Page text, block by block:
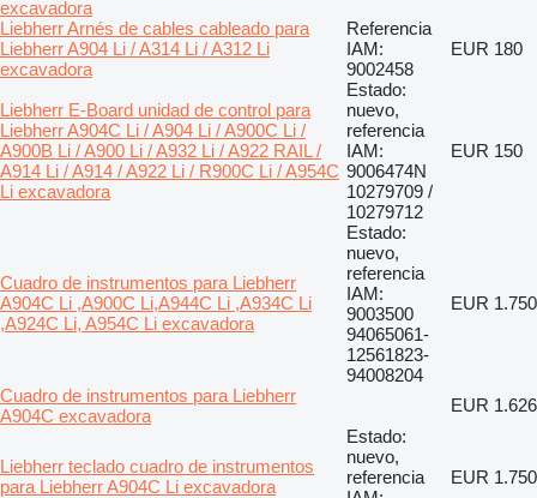
excavadora
Liebherr Arnés de cables cableado para
Liebherr A904 Li / A314 Li / A312 Li
excavadora
Referencia
IAM:
9002458
EUR 180
Liebherr E-Board unidad de control para
Liebherr A904C Li / A904 Li / A900C Li /
A900B Li / A900 Li / A932 Li / A922 RAIL /
A914 Li / A914 / A922 Li / R900C Li / A954C
Li excavadora
Estado:
nuevo,
referencia
IAM:
9006474N
10279709 /
10279712
EUR 150
Cuadro de instrumentos para Liebherr
A904C Li ,A900C Li,A944C Li ,A934C Li
,A924C Li, A954C Li excavadora
Estado:
nuevo,
referencia
IAM:
9003500
94065061-
12561823-
94008204
EUR 1.750
Cuadro de instrumentos para Liebherr
A904C excavadora
EUR 1.626
Liebherr teclado cuadro de instrumentos
para Liebherr A904C Li excavadora
Estado:
nuevo,
referencia
EUR 1.750